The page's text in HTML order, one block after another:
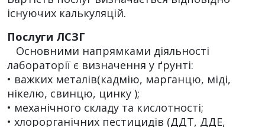
існуючих калькуляцій.
Послуги ЛСЗГ
Основними напрямками діяльності
лабораторії є визначення у ґрунті:
• важких металів(кадмію, марганцю, міді,
нікелю, свинцю, цинку );
• механічного складу та кислотності;
• хлорорганічних пестицидів (ДДТ, ДДЕ,